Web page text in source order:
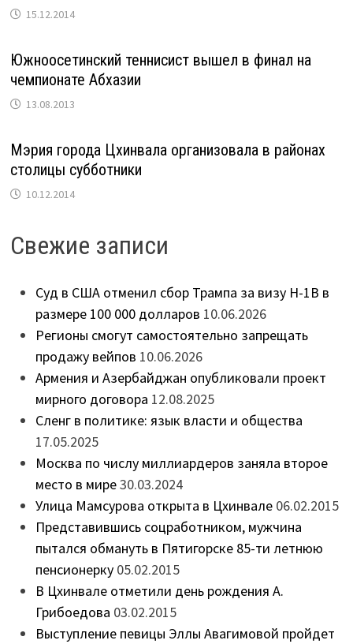
15.12.2014
Южноосетинский теннисист вышел в финал на
чемпионате Абхазии
13.08.2013
Мэрия города Цхинвала организовала в районах
столицы субботники
10.12.2014
Свежие записи
Суд в США отменил сбор Трампа за визу H-1B в
размере 100 000 долларов 10.06.2026
Регионы смогут самостоятельно запрещать
продажу вейпов 10.06.2026
Армения и Азербайджан опубликовали проект
мирного договора 12.08.2025
Сленг в политике: язык власти и общества
17.05.2025
Москва по числу миллиардеров заняла второе
место в мире30.03.2024
Улица Мамсурова открыта в Цхинвале 06.02.2015
Представившись соцработником, мужчина
пытался обмануть в Пятигорске 85-ти летнюю
пенсионерку 05.02.2015
В Цхинвале отметили день рождения А.
Грибоедова 03.02.2015
Выступление певицы Эллы Авагимовой пройдет